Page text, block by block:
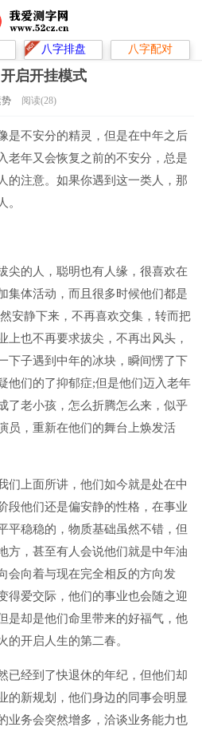
八字排盘 八字配对
启开挂模式
阅读(28)
是不安分的精灵，但是在中年之后
老年又会恢复之前的不安分，总是
的注意。如果你遇到这一类人，那
。
尖的人，聪明也有人缘，很喜欢在
集体活动，而且很多时候他们都是
安静下来，不再喜欢交集，转而把
上也不再要求拔尖，不再出风头，
下子遇到中年的冰块，瞬间愣了下
他们的了抑郁症;但是他们迈入老年
了老小孩，怎么折腾怎么来，似乎
员，重新在他们的舞台上焕发活
们上面所讲，他们如今就是处在中
段他们还是偏安静的性格，在事业
平稳稳的，物质基础虽然不错，但
方，甚至有人会说他们就是中年油
会向着与现在完全相反的方向发
得爱交际，他们的事业也会随之迎
是却是他们命里带来的好福气，他
的开启人生的第二春。
已经到了快退休的年纪，但他们却
的新规划，他们身边的同事会明显
业务会突然增多，洽谈业务能力也